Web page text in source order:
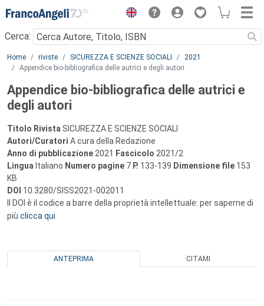
Menu
Cerca:
Main content
Home riviste SICUREZZA E SCIENZE SOCIALI
2021
Appendice bio-bibliografica delle autrici e degli autori
Appendice bio-bibliografica delle autrici e
degli autori
Titolo Rivista SICUREZZA E SCIENZE SOCIALI
Autori/Curatori A cura della Redazione
Anno di pubblicazione 2021 Fascicolo 2021/2
Lingua Italiano Numero pagine 7 P. 133-139 Dimensione file 153
KB
DOI 10.3280/SISS2021-002011
Il DOI è il codice a barre della proprietà intellettuale: per saperne di
più clicca qui
ANTEPRIMA CITAMI